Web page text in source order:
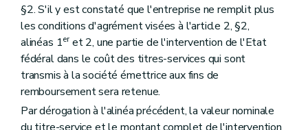
§2. S'il y est constaté que l'entreprise ne remplit plus
les conditions d'agrément visées à l'article 2, §2,
alinéas 1eret 2, une partie de l'intervention de l'Etat
fédéral dans le coût des titres-services qui sont
transmis à la société émettrice aux fins de
remboursement sera retenue.
Par dérogation à l'alinéa précédent, la valeur nominale
du titre-service et le montant complet de l'intervention